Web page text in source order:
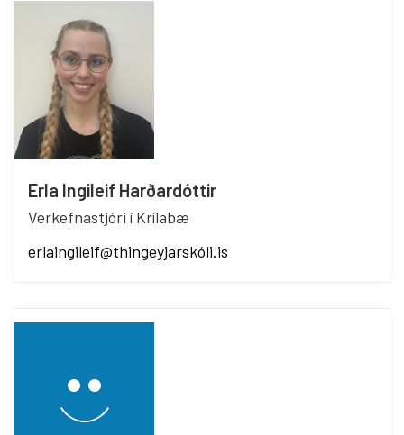
Erla Ingileif Harðardóttir
Verkefnastjóri í Krílabæ
erlaingileif@thingeyjarskóli.is